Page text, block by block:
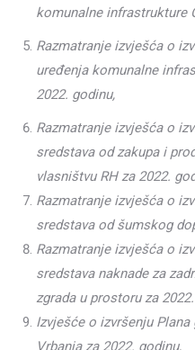
komunalne infrastrukture
Razmatranje izvješća o
uređenja komunalne
2022. godinu,
Razmatranje izvješća o
sredstava od zakupa i
vlasništvu RH za 2022.
Razmatranje izvješća o
sredstava od šumskog
Razmatranje izvješća o
sredstava naknade za
zgrada u prostoru za
Izvješće o izvršenju
Vrbanja za 2022. godinu,